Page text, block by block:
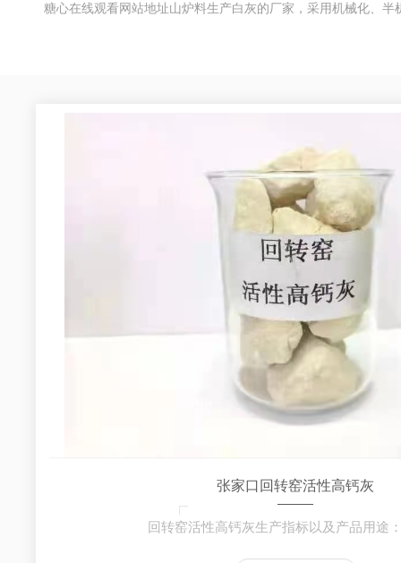
糖心在线观看网站地址山炉料生产白灰的厂家，采用机械化、
张家口回转窑活性高钙灰
回转窑活性高钙灰生产指标以及产品用途：